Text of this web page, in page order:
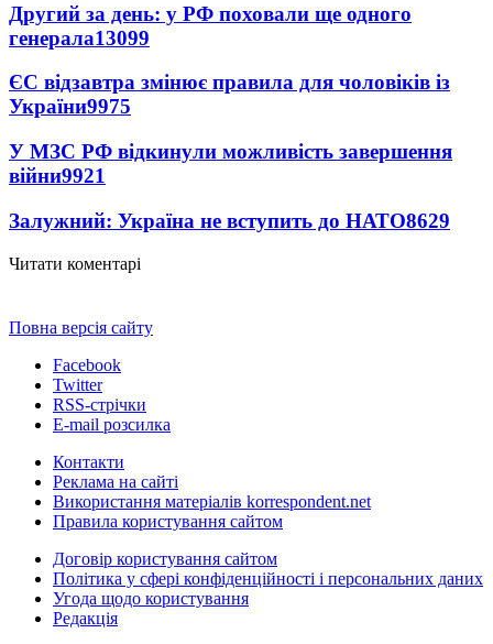
Другий за день: у РФ поховали ще одного
генерала13099
ЄС відзавтра змінює правила для чоловіків із
України9975
У МЗС РФ відкинули можливість завершення
війни9921
Залужний: Україна не вступить до НАТО8629
Читати коментарі
Повна версія сайту
Facebook
Twitter
RSS-стрічки
E-mail розсилка
Контакти
Реклама на сайті
Використання матеріалів korrespondent.net
Правила користування сайтом
Договір користування сайтом
Політика у сфері конфіденційності і персональних даних
Угода щодо користування
Редакція